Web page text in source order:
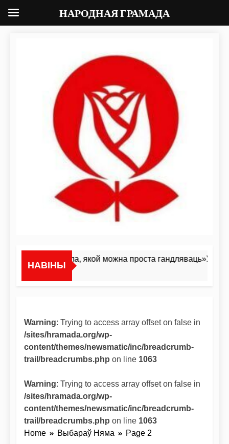
НАВІНЫ
«Я не жывёла, якой можна проста гандляваць»У
Warning: Trying to access array offset on false in
/sites/hramada.org/wp-
content/themes/newsmatic/inc/breadcrumb-
trail/breadcrumbs.php on line 1063
Warning: Trying to access array offset on false in
/sites/hramada.org/wp-
content/themes/newsmatic/inc/breadcrumb-
trail/breadcrumbs.php on line 1063
Home
Выбараў Няма Page 2
НАРОДНАЯ ГРАМАДА